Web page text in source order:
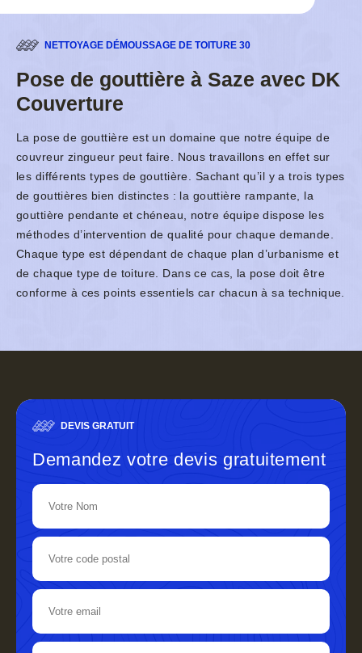
NETTOYAGE DÉMOUSSAGE DE TOITURE 30
Pose de gouttière à Saze avec DK
Couverture
La pose de gouttière est un domaine que notre équipe de
couvreur zingueur peut faire. Nous travaillons en effet sur
les différents types de gouttière. Sachant qu’il y a trois types
de gouttières bien distinctes : la gouttière rampante, la
gouttière pendante et chéneau, notre équipe dispose les
méthodes d’intervention de qualité pour chaque demande.
Chaque type est dépendant de chaque plan d’urbanisme et
de chaque type de toiture. Dans ce cas, la pose doit être
conforme à ces points essentiels car chacun à sa technique.
DEVIS GRATUIT
Demandez votre devis gratuitement